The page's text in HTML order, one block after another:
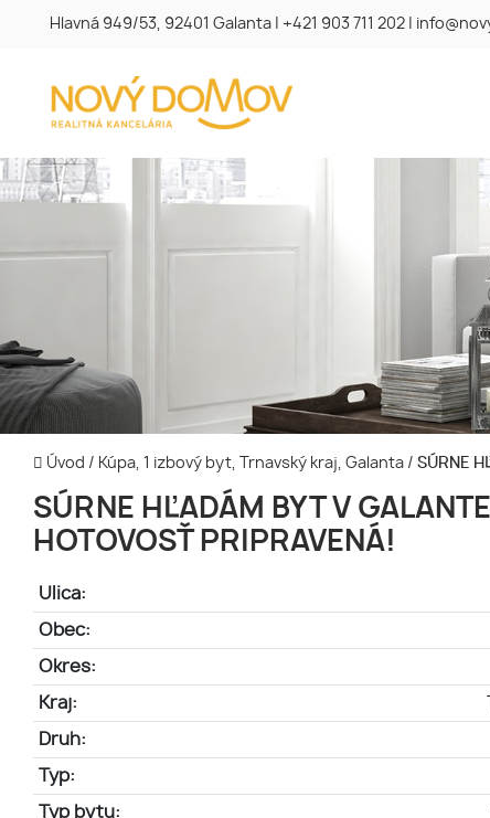
Hlavná 949/53, 92401 Galanta +421 903 711 202
Úvod / Kúpa, 1 izbový byt, Trnavský kraj, Galanta / SÚRNE
SÚRNE HĽADÁM BYT V
HOTOVOSŤ PRIPRAVENÁ!
Ulica:
Obec:
Okres:
Kraj:
Druh:
Typ:
Typ bytu: